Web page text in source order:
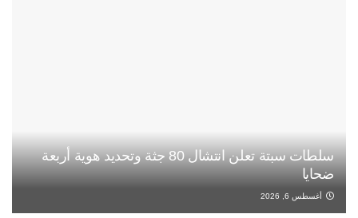
سلطات سبتة تعلن انتشال 80 جثة وتحديد هوية أربعة
ضحايا
أغسطس 6, 2026